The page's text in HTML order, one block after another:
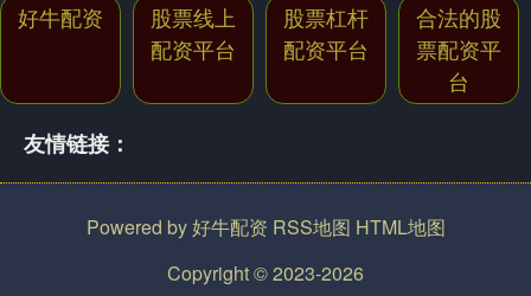
好牛配资
股票线上
配资平台
股票杠杆
配资平台
合法的股
票配资平
台
友情链接：
Powered by好牛配资 RSS地图 HTML地图
Copyright© 2023-2026